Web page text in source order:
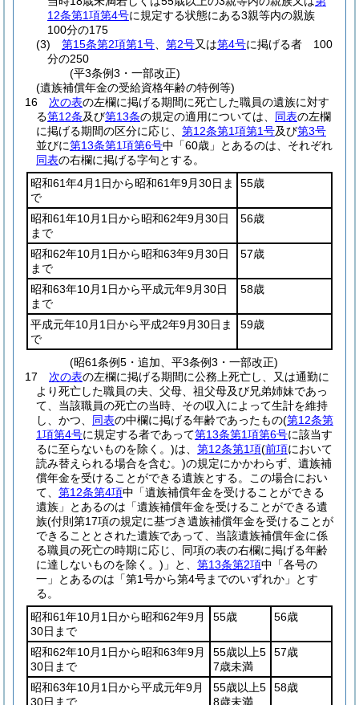
12条第1項第4号に規定する状態にある3親等内の親族
100分の175
(3)
第15条第2項第1号 第2号又は第4号に掲げる者 100
分の250
(平3条例3・一部改正)
(遺族補償年金の受給資格年齢の特例等)
16
次の表の左欄に掲げる期間に死亡した職員の遺族に対す
る第12条及び第13条の規定の適用については、 同表の左欄
に掲げる期間の区分に応じ、 第12条第1項第1号及び第3号
並びに第13条第1項第6号中「60歳」とあるのは、それぞれ
同表の右欄に掲げる字句とする。
昭和61年4月1日から昭和61年9月30日ま
で
55歳
昭和61年10月1日から昭和62年9月30日
まで
56歳
昭和62年10月1日から昭和63年9月30日
まで
57歳
昭和63年10月1日から平成元年9月30日
まで
58歳
平成元年10月1日から平成2年9月30日ま
で
59歳
(昭61条例5・追加、平3条例3・一部改正)
17
次の表の左欄に掲げる期間に公務上死亡し、又は通勤に
より死亡した職員の夫、父母、祖父母及び兄弟姉妹であっ
て、当該職員の死亡の当時、その収入によって生計を維持
し、かつ、 同表の中欄に掲げる年齢であったもの(第12条第
1項第4号に規定する者であって第13条第1項第6号に該当す
るに至らないものを除く。)は、 第12条第1項(前項において
読み替えられる場合を含む。)の規定にかかわらず、遺族補
償年金を受けることができる遺族とする。
この場合におい
て、 第12条第4項中「遺族補償年金を受けることができる
遺族」とあるのは「遺族補償年金を受けることができる遺
族(付則第17項の規定に基づき遺族補償年金を受けることが
できることとされた遺族であって、当該遺族補償年金に係
る職員の死亡の時期に応じ、同項の表の右欄に掲げる年齢
に達しないものを除く。) 」と、 第13条第2項中「各号の
一」とあるのは「第1号から第4号までのいずれか」とす
る。
昭和61年10月1日から昭和62年9月
30日まで
55歳 56歳
昭和62年10月1日から昭和63年9月
30日まで
55歳以上5
7歳未満
57歳
昭和63年10月1日から平成元年9月
30日まで
55歳以上5
8歳未満
58歳